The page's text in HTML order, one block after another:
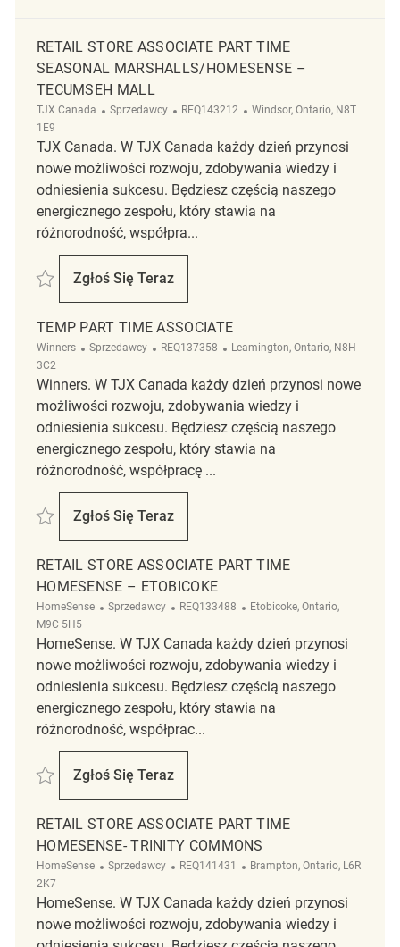
RETAIL STORE ASSOCIATE PART TIME
SEASONAL MARSHALLS/HOMESENSE –
TECUMSEH MALL
TJX Canada Kategoria
Sprzedawcy ReqId
REQ143212 Lokalizacja
Windsor, Ontario, N8T
1E9
TJX Canada. W TJX Canada każdy dzień przynosi
nowe możliwości rozwoju, zdobywania wiedzy i
odniesienia sukcesu. Będziesz częścią naszego
energicznego zespołu, który stawia na
różnorodność, współpra...
Zapisać Retail Store Associate Part Time Seasonal Marshalls/
Zgłoś Się Teraz
Retail Store Associate Part Time
TEMP PART TIME ASSOCIATE
Winners Kategoria
Sprzedawcy ReqId
REQ137358 Lokalizacja
Leamington, Ontario, N8H
3C2
Winners. W TJX Canada każdy dzień przynosi nowe
możliwości rozwoju, zdobywania wiedzy i
odniesienia sukcesu. Będziesz częścią naszego
energicznego zespołu, który stawia na
różnorodność, współpracę ...
Zapisać Temp part time Associate REQ137358
Zgłoś Się Teraz
Temp Part Time Associate
RETAIL STORE ASSOCIATE PART TIME
HOMESENSE – ETOBICOKE
HomeSense Kategoria
Sprzedawcy ReqId
REQ133488 Lokalizacja
Etobicoke, Ontario,
M9C 5H5
HomeSense. W TJX Canada każdy dzień przynosi
nowe możliwości rozwoju, zdobywania wiedzy i
odniesienia sukcesu. Będziesz częścią naszego
energicznego zespołu, który stawia na
różnorodność, współprac...
Zapisać Retail Store Associate Part Time HomeSense – Etobicoke
Zgłoś Się Teraz
Retail Store Associate Part Time
RETAIL STORE ASSOCIATE PART TIME
HOMESENSE- TRINITY COMMONS
HomeSense Kategoria
Sprzedawcy ReqId
REQ141431 Lokalizacja
Brampton, Ontario, L6R
2K7
HomeSense. W TJX Canada każdy dzień przynosi
nowe możliwości rozwoju, zdobywania wiedzy i